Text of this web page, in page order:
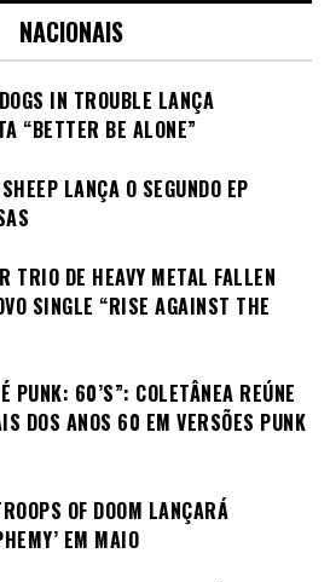
NACIONAIS
IN TROUBLE LANÇA
“BETTER BE ALONE”
LANÇA O SEGUNDO EP
TRIO DE HEAVY METAL FALLEN
SINGLE “RISE AGAINST THE
PUNK: 60’S”: COLETÂNEA REÚNE
DOS ANOS 60 EM VERSÕES PUNK
OF DOOM LANÇARÁ
EM MAIO